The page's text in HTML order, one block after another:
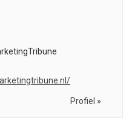
Profiel »